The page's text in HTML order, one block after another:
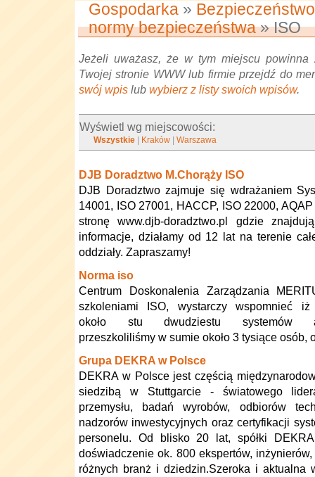
Gospodarka » Bezpieczeństwo
normy bezpieczeństwa» ISO
Jeżeli uważasz, że w tym miejscu powinna
Twojej stronie WWW lub firmie przejdź do
swój wpis lub wybierz z listy swoich wpisów.
Wyświetl wg miejscowości:
Wszystkie Kraków |Warszawa
DJB Doradztwo M.Chorąży ISO
DJB Doradztwo zajmuje się wdrażaniem
14001, ISO 27001, HACCP, ISO 22000,
stronę www.djb-doradztwo.pl gdzie
informacje, działamy od 12 lat na terenie
oddziały. Zapraszamy!
Norma iso
Centrum Doskonalenia Zarządzania
szkoleniami ISO, wystarczy wspomnieć iż
około stu dwudziestu systemów
przeszkoliliśmy w sumie około 3 tysiące osób,
Grupa DEKRA w Polsce
DEKRA w Polsce jest częścią
siedzibą w Stuttgarcie - światowego
przemysłu, badań wyrobów, odbiorów
nadzorów inwestycyjnych oraz certyfikacji
personelu. Od blisko 20 lat, spółki
doświadczenie ok. 800 ekspertów,
różnych branż i dziedzin.Szeroka i aktualna